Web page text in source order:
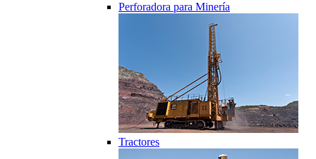
Perforadora para Minería
Tractores